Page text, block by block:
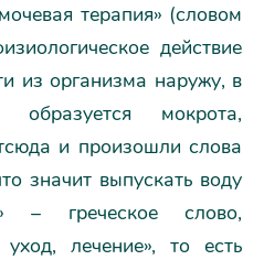
терапия» (словом
действие
из организма наружу, в
образуется мокрота,
и произошли слова
значит выпускать воду
– греческое слово,
лечение», то есть